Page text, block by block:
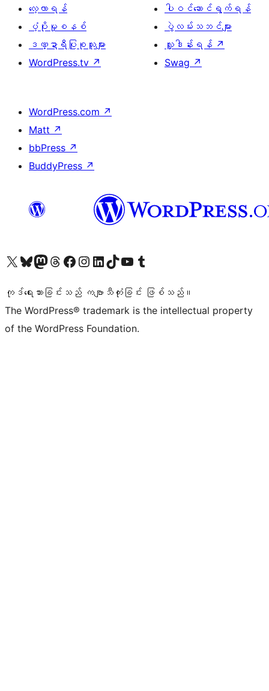
လေ့လာရန်
ပံ့ပိုးမှုစနစ်
ဒဏ္ဍာရီပြုစုသူများ
WordPress.tv ↗
ပါဝင်ဆောင်ရွက်ရန်
ပွဲလမ်းသဘင်များ
လှူဒါန်းရန် ↗
Swag ↗
WordPress.com ↗
Matt ↗
bbPress ↗
BuddyPress ↗
ကျွန်ုပ်တို့၏ X (ယခင် Twitter) အကောင့်သို့ သွားရောက်ကြည့်ရှုပါကျွန်ုပ်တို့၏ Bluesky အကောင့်သို့ ဝင်ရောက်ကြည့်ရှုရန်
ကျွန်ုပ်တို့၏ Mastodon အကောင့်သို့ သွားရောက်ကြည့်ရှုပါကျွန်ုပ်တို့၏ Threads အကောင့်သို့ ဝင်ရောက်ကြည့်ရှုရန်
ကျွန်ုပ်တို့၏ Facebook စာမျက်နှာသို့ သွားရောက်ကြည့်ရှုပါကျွန်ုပ်တို့၏ Instagram အကောင့်သို့ သွားရောက်ကြည့်ရှုပါ ကျွန်ုပ်တို့၏ LinkedIn အကောင့်သို့ သွားရောက်ကြည့်ရှုပါကျွန်ုပ်တို့၏ TikTok အကောင့်သို့ ဝင်ရောက်ကြည့်ရှုရန်
ကျွန်ုပ်တို့၏ YouTube ချန်နယ်သို့ သွားရောက်ကြည့်ရှုပါ ကျွန်ုပ်တို့၏ Tumblr အကောင့်သို့ ဝင်ရောက်ကြည့်ရှုရန်
ကုဒ်ရေးသားခြင်းသည် ကဗျာသီကုံးခြင်း ဖြစ်သည်။
The WordPress® trademark is the intellectual property
of the WordPress Foundation.